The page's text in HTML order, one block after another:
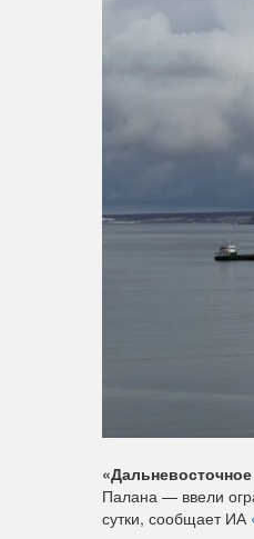
Палана — ввели
сутки, сообщает ИА